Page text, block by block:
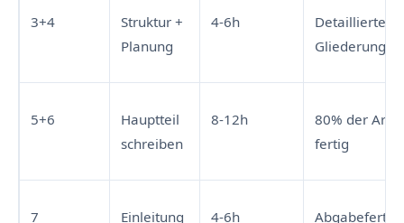
3+4
Struktur +
Planung
4-6h
Detaillierte
Gliederung
5+6
Hauptteil
schreiben
8-12h
80% der
fertig
7
Einleitung
4-6h